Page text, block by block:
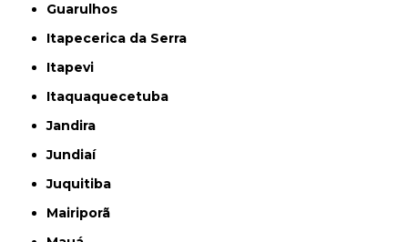
Guarulhos
Itapecerica da Serra
Itapevi
Itaquaquecetuba
Jandira
Jundiaí
Juquitiba
Mairiporã